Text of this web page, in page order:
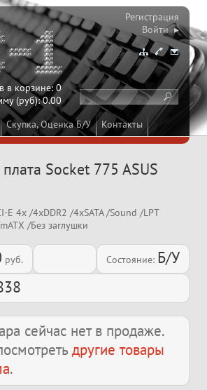
Скупка, Оценка Б/У Контакты
в корзине:0
(руб):0.00
Регистрация
Войти ▸
Socket 775 ASUS
E 4x /4xDDR2 /4xSATA /Sound /LPT
/Без заглушки
руб. Состояние: Б/У
сейчас нет в продаже.
другие товары
.